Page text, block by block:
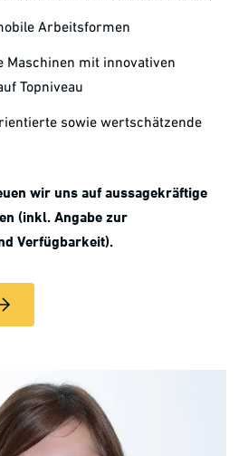
Arbeitsformen
Maschinen mit innovativen
Topniveau
sowie wertschätzende
wir uns auf aussagekräftige
(inkl. Angabe zur
Verfügbarkeit).